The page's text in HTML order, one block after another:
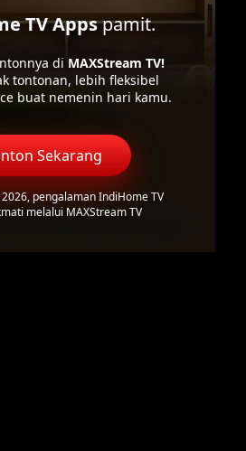
TV Appspamit.
di MAXStream TV!
tontonan, lebih fleksibel
buat nemenin hari kamu.
Sekarang
pengalaman IndiHome TV
melalui MAXStream TV